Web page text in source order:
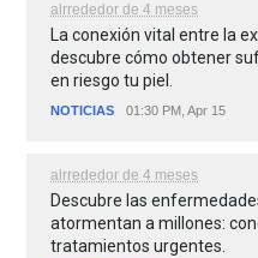
alrrededor de 4 meses
La conexión vital entre la
descubre cómo obtener
en riesgo tu piel.
NOTICIAS 01:30 PM, Apr 15
alrrededor de 4 meses
Descubre las
atormentan a millones:
tratamientos urgentes.